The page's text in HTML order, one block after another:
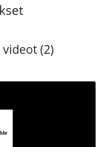
(2)